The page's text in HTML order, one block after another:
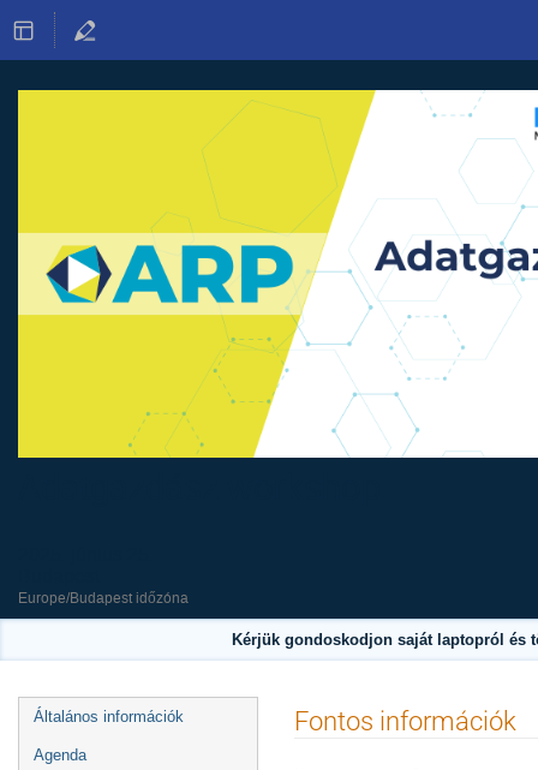
Europe/Budapest időzóna
Kérjük gondoskodjon saját laptopról és
Esemény
menü
Általános információk
Agenda
Fontos információk